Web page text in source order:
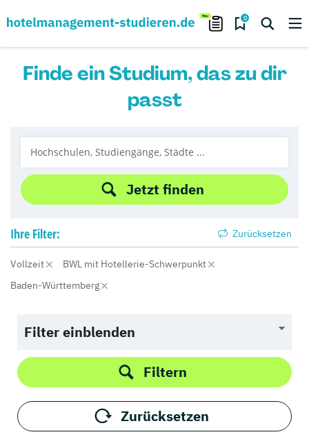
0
Finde ein Studium, das zu dir
passt
Jetzt finden
Ihre Filter: Zurücksetzen
Vollzeit
BWL mit Hotellerie-Schwerpunkt
Baden-Württemberg
Filter einblenden
Filtern
Zurücksetzen